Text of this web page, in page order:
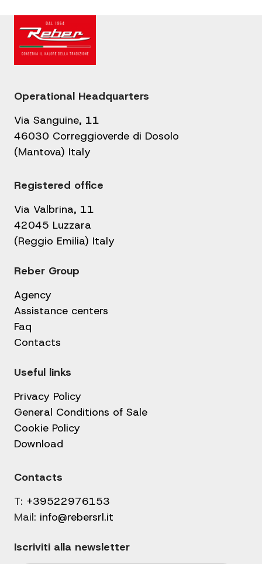
Operational Headquarters
Via Sanguine, 11
46030 Correggioverde di Dosolo
(Mantova) Italy
Registered office
Via Valbrina, 11
42045 Luzzara
(Reggio Emilia) Italy
Reber Group
Agency
Assistance centers
Faq
Contacts
Useful links
Privacy Policy
General Conditions of Sale
Cookie Policy
Download
Contacts
T: +39522976153
Mail: info@rebersrl.it
Iscriviti alla newsletter